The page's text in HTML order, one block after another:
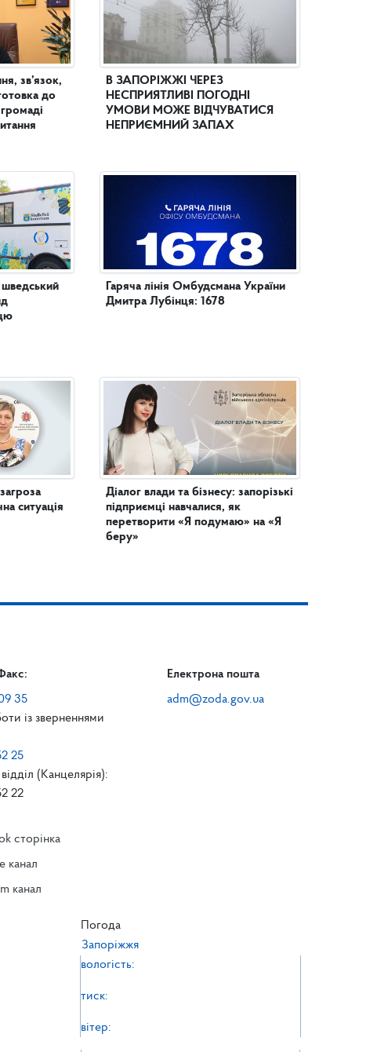
зв’язок,
до
шведський
ситуація
В ЗАПОРІЖЖІ ЧЕРЕЗ
НЕСПРИЯТЛИВІ ПОГОДНІ
УМОВИ МОЖЕ ВІДЧУВАТИСЯ
НЕПРИЄМНИЙ ЗАПАХ
Гаряча лінія Омбудсмана України
Дмитра Лубінця: 1678
Діалог влади та бізнесу: запорізькі
підприємці навчалися, як
перетворити «Я подумаю» на «Я
беру»
35
із зверненнями
25
(Канцелярія):
22
Електрона пошта
adm@zoda.gov.ua
сторінка
канал
канал
Погода
Запоріжжя
вологість:
тиск:
вітер: